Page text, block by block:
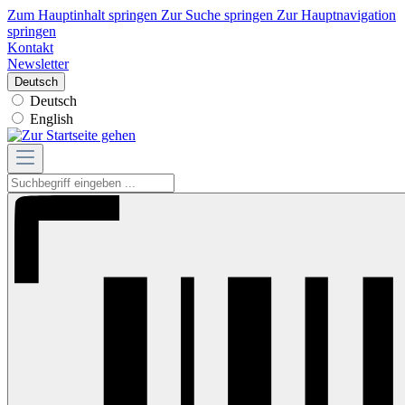
Zum Hauptinhalt springen Zur Suche springen Zur Hauptnavigation
springen
Kontakt
Newsletter
Deutsch
Deutsch
English